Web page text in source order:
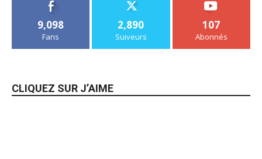
9,098
Fans
2,890
Suiveurs
107
Abonnés
CLIQUEZ SUR J’AIME